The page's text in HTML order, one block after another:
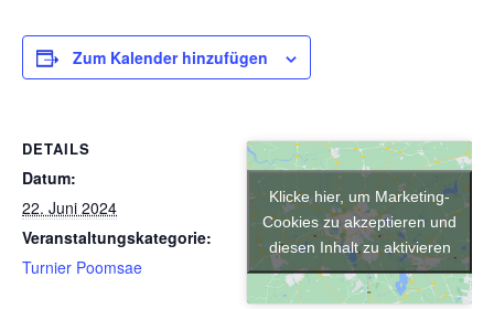
Zum Kalender hinzufügen
DETAILS
Datum:
22. Juni 2024
Veranstaltungskategorie:
Turnier Poomsae
Klicke hier, um Marketing-
Cookies zu akzeptieren und
diesen Inhalt zu aktivieren